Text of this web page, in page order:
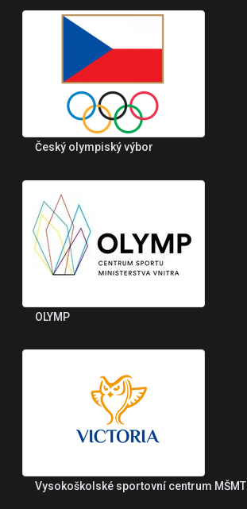
Český olympiský výbor
OLYMP
Vysokoškolské sportovní centrum MŠMT